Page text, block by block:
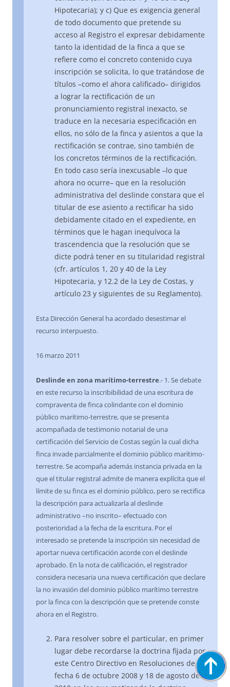
Hipotecaria); y c) Que es exigencia general
de todo documento que pretende su
acceso al Registro el expresar debidamente
tanto la identidad de la finca a que se
refiere como el concreto contenido cuya
inscripción se solicita, lo que tratándose de
títulos –como el ahora calificado– dirigidos
a lograr la rectificación de un
pronunciamiento registral inexacto, se
traduce en la necesaria especificación en
ellos, no sólo de la finca y asientos a que la
rectificación se contrae, sino también de
los concretos términos de la rectificación.
En todo caso sería inexcusable –lo que
ahora no ocurre– que en la resolución
administrativa del deslinde constara que el
titular de ese asiento a rectificar ha sido
debidamente citado en el expediente, en
términos que le hagan inequívoca la
trascendencia que la resolución que se
dicte podrá tener en su titularidad registral
(cfr. artículos 1, 20 y 40 de la Ley
Hipotecaria, y 12.2 de la Ley de Costas, y
artículo 23 y siguientes de su Reglamento).
Esta Dirección General ha acordado desestimar el
recurso interpuesto.
16 marzo 2011
Deslinde en zona marítimo-terrestre.- 1. Se debate
en este recurso la inscribibilidad de una escritura de
compraventa de finca colindante con el dominio
público marítimo-terrestre, que se presenta
acompañada de testimonio notarial de una
certificación del Servicio de Costas según la cual dicha
finca invade parcialmente el dominio público marítimo-
terrestre. Se acompaña además instancia privada en la
que el titular registral admite de manera explícita que el
límite de su finca es el dominio público, pero se rectifica
la descripción para actualizarla al deslinde
administrativo –no inscrito– efectuado con
posterioridad a la fecha de la escritura. Por el
interesado se pretende la inscripción sin necesidad de
aportar nueva certificación acorde con el deslinde
aprobado. En la nota de calificación, el registrador
considera necesaria una nueva certificación que declare
la no invasión del dominio público marítimo terrestre
por la finca con la descripción que se pretende conste
ahora en el Registro.
Para resolver sobre el particular, en primer
lugar debe recordarse la doctrina fijada por
este Centro Directivo en Resoluciones de
fecha 6 de octubre 2008 y 18 de agosto de